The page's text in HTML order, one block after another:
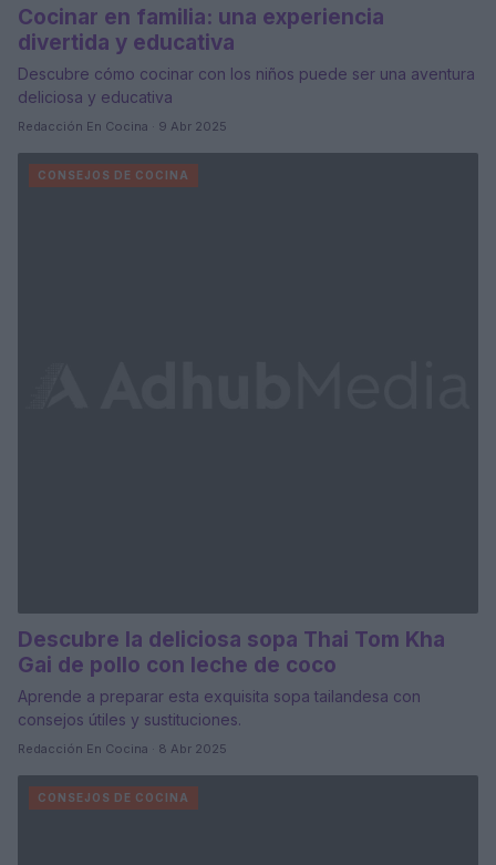
Cocinar en familia: una experiencia
divertida y educativa
Descubre cómo cocinar con los niños puede ser una aventura
deliciosa y educativa
Redacción En Cocina · 9 Abr 2025
CONSEJOS DE COCINA
Descubre la deliciosa sopa Thai Tom Kha
Gai de pollo con leche de coco
Aprende a preparar esta exquisita sopa tailandesa con
consejos útiles y sustituciones.
Redacción En Cocina · 8 Abr 2025
CONSEJOS DE COCINA